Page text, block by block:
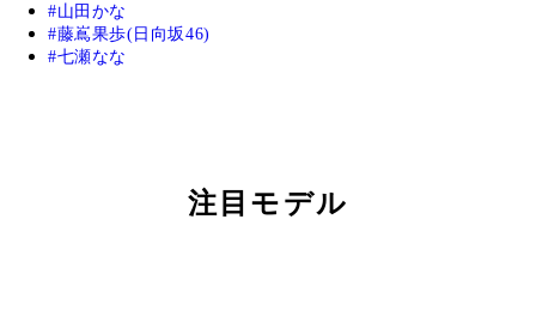
山田かな
藤嶌果歩(日向坂46)
七瀬なな
注目モデル